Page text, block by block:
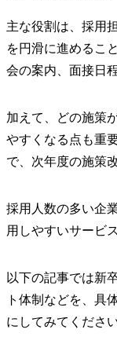
主な役割は、採用
を円滑に進めるこ
会の案内、面接日
加えて、どの施策
やすくなる点も重
で、次年度の施策
採用人数の多い企
用しやすいサービ
以下の記事では新
ト体制などを、具
にしてみてください